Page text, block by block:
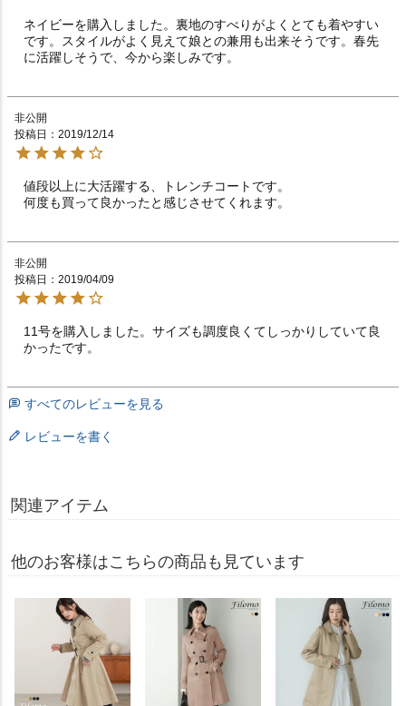
ネイビーを購入しました。裏地のすべりがよくとても着やすい
です。スタイルがよく見えて娘との兼用も出来そうです。春先
に活躍しそうで、今から楽しみです。
非公開
投稿日
2019/12/14
値段以上に大活躍する、トレンチコートです。
何度も買って良かったと感じさせてくれます。
非公開
投稿日
2019/04/09
11号を購入しました。サイズも調度良くてしっかりしていて良
かったです。
すべてのレビューを見る
レビューを書く
関連アイテム
他のお客様はこちらの商品も見ています